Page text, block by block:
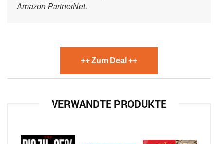
Amazon PartnerNet.
++ Zum Deal ++
VERWANDTE PRODUKTE